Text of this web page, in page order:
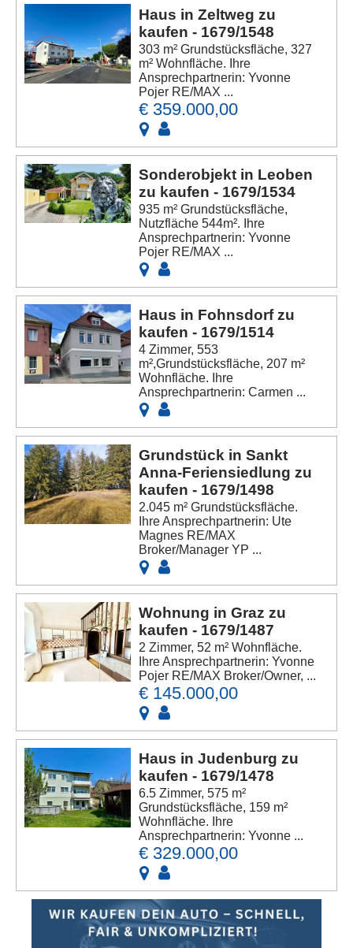
Haus in Zeltweg zu
kaufen - 1679/1548
303 m² Grundstücksfläche, 327
m² Wohnfläche. Ihre
Ansprechpartnerin: Yvonne
Pojer RE/MAX ...
€ 359.000,00
Sonderobjekt in Leoben
zu kaufen - 1679/1534
935 m² Grundstücksfläche,
Nutzfläche 544m². Ihre
Ansprechpartnerin: Yvonne
Pojer RE/MAX ...
Haus in Fohnsdorf zu
kaufen - 1679/1514
4 Zimmer, 553
m²,Grundstücksfläche, 207 m²
Wohnfläche. Ihre
Ansprechpartnerin: Carmen ...
Grundstück in Sankt
Anna-Feriensiedlung zu
kaufen - 1679/1498
2.045 m² Grundstücksfläche.
Ihre Ansprechpartnerin: Ute
Magnes RE/MAX
Broker/Manager YP ...
Wohnung in Graz zu
kaufen - 1679/1487
2 Zimmer, 52 m² Wohnfläche.
Ihre Ansprechpartnerin: Yvonne
Pojer RE/MAX Broker/Owner, ...
€ 145.000,00
Haus in Judenburg zu
kaufen - 1679/1478
6.5 Zimmer, 575 m²
Grundstücksfläche, 159 m²
Wohnfläche. Ihre
Ansprechpartnerin: Yvonne ...
€ 329.000,00